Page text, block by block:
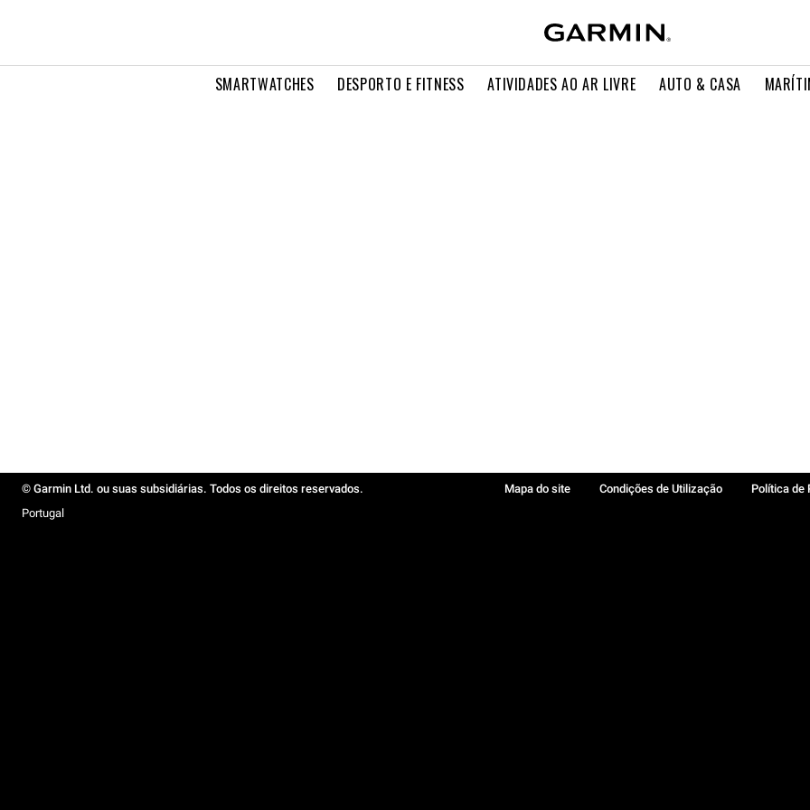
SMARTWATCHES DESPORTO E FITNESS ATIVIDADES AO AR LIVRE AUTO & CASA
© Garmin Ltd. ou suas subsidiárias. Todos os direitos reservados. Mapa do site Condições de Utilização Política de
Portugal